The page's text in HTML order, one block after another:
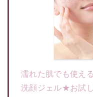
濡れた肌でも使え
洗顔ジェル★お試